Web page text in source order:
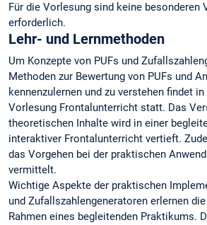
Für die Vorlesung sind keine besonderen
erforderlich.
Lehr- und Lernmethoden
Um Konzepte von PUFs und
Methoden zur Bewertung von PUFs und
kennenzulernen und zu verstehen findet
Vorlesung Frontalunterricht statt. Das
theoretischen Inhalte wird in einer
interaktiver Frontalunterricht vertieft.
das Vorgehen bei der praktischen
vermittelt.
Wichtige Aspekte der praktischen
und Zufallszahlengeneratoren erlernen
Rahmen eines begleitenden Praktikums.